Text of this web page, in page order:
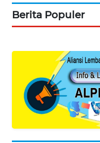
Berita Populer
WALINKI
ID
ID
MARTABAT
NET
PLN
WATCH